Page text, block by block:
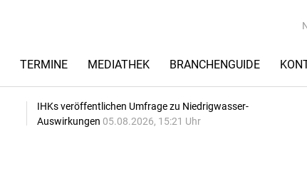
TERMINE MEDIATHEK BRANCHENGUIDE
IHKs veröffentlichen Umfrage zu Niedrigwasser-
Auswirkungen 05.08.2026, 15:21 Uhr